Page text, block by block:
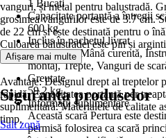
1 Bucati
Capacitate portantă a întregii
600 kg
Inclus în pachetul livrat
Balustradă, Mână curentă,
montaj, Trepte, Vanguri de
Greutate
59,2 kg
Informații suplimentare
Această scară Pertura este
permisă folosirea ca scară
vanguri, și metal pentru balustradă.
grosimea vangurilor este de 3.7 cm.
de 22 cm și este destinată pentru o
Culoarea balustradei este pin și
un aspect elegant.
Avantaje: Designul drept al treptelor
rapidă. Capacitatea portantă per
suplimentară. Materialele de calitate
timp.
Afișare mai multe
Siguranța produselor
Salt zonă